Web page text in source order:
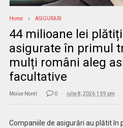
Home ASIGURĂRI
44 milioane lei
asigurate în primul
mulți români aleg
facultative
Moise Norel 0 iulie 8, 2026 1:59 pm
Companiile de asigurări au plătit în